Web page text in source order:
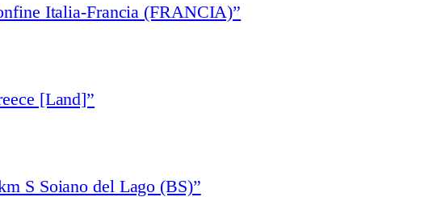
Italia-Francia (FRANCIA)”
[Land]”
S Soiano del Lago (BS)”